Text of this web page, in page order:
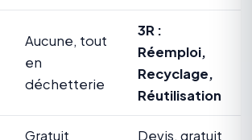
Aucune, tout
en
déchetterie
3R :
Réemploi,
Recyclage,
Réutilisation
Gratuit
Devis, gratuit